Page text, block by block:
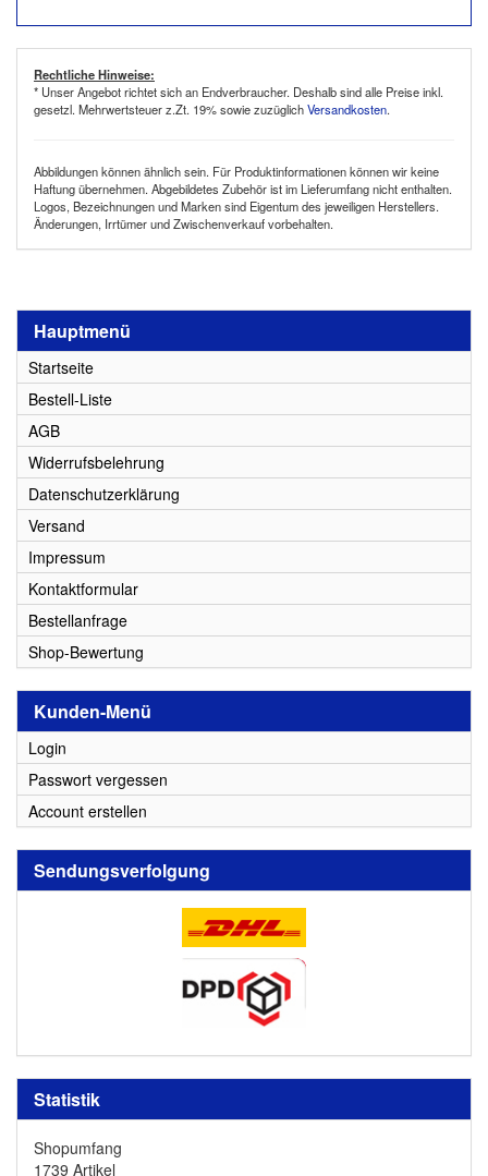
Rechtliche Hinweise:
* Unser Angebot richtet sich an Endverbraucher. Deshalb sind alle Preise inkl.
gesetzl. Mehrwertsteuer z.Zt. 19% sowie zuzüglichVersandkosten.
Abbildungen können ähnlich sein. Für Produktinformationen können wir keine
Haftung übernehmen. Abgebildetes Zubehör ist im Lieferumfang nicht enthalten.
Logos, Bezeichnungen und Marken sind Eigentum des jeweiligen Herstellers.
Änderungen, Irrtümer und Zwischenverkauf vorbehalten.
Hauptmenü
Startseite
Bestell-Liste
AGB
Widerrufsbelehrung
Datenschutzerklärung
Versand
Impressum
Kontaktformular
Bestellanfrage
Shop-Bewertung
Kunden-Menü
Login
Passwort vergessen
Account erstellen
Sendungsverfolgung
Statistik
Shopumfang
1739 Artikel